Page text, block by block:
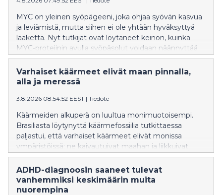
MYC on yleinen syöpägeeni, joka ohjaa syövän kasvua
ja leviämistä, mutta siihen ei ole yhtään hyväksyttyä
lääkettä. Nyt tutkijat ovat löytäneet keinon, kuinka
MYC-proteiinin avulla syöpäsolut voidaan näännyttää
nälkään.
Varhaiset käärmeet elivät maan pinnalla,
alla ja meressä
3.8.2026 08:54:52 EEST | Tiedote
Käärmeiden alkuperä on luultua monimuotoisempi.
Brasiliasta löytynyttä käärmefossiilia tutkittaessa
paljastui, että varhaiset käärmeet elivät monissa
ympäristöissä: ne kaivautuivat maahan ja liikkuivat
vedessä.
ADHD-diagnoosin saaneet tulevat
vanhemmiksi keskimäärin muita
nuorempina